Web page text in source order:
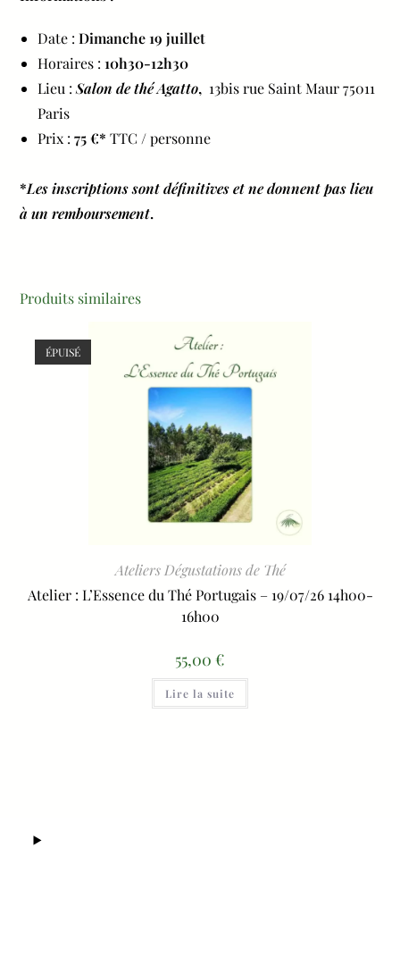
Date : Dimanche 19 juillet
Horaires :10h30-12h30
Lieu : Salon de thé Agatto, 13bis rue Saint Maur 75011
Paris
Prix :75 €* TTC / personne
*Les inscriptions sont définitives et ne donnent pas lieu
à un remboursement.
Produits similaires
ÉPUISÉ
Ateliers Dégustations de Thé
Atelier : L’Essence du Thé Portugais – 19/07/26 14h00-
16h00
55,00 €
Lire la suite